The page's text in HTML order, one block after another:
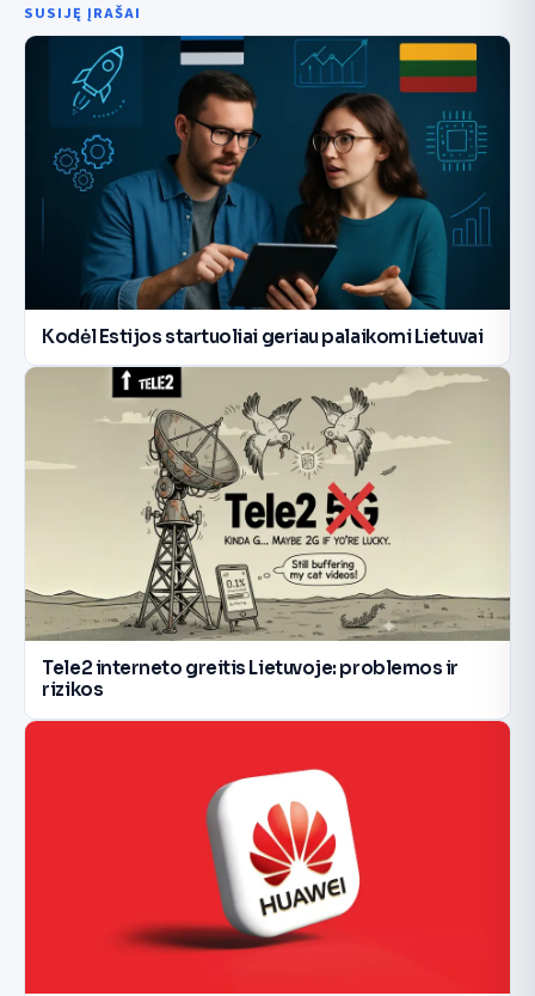
SUSIJĘ ĮRAŠAI
Kodėl Estijos startuoliai geriau palaikomi Lietuvai
Tele2 interneto greitis Lietuvoje: problemos ir
rizikos